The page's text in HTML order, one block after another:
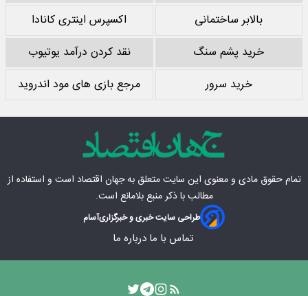
بالابر ساختمانی
اکسپرس اینتری کانادا
خرید پشم سنگ
نقد کردن درآمد یوتیوب
خرید سرور
مرجع بازی های مود اندروید
تمام حقوق مادی‌ و معنوی این سایت متعلق بهجهان اقتصاد است و استفاده از
مطالب با ذکر منبع بلامانع است.
طراحی سایت خبری و خبرگزاریآسام
تماس با ما درباره ما